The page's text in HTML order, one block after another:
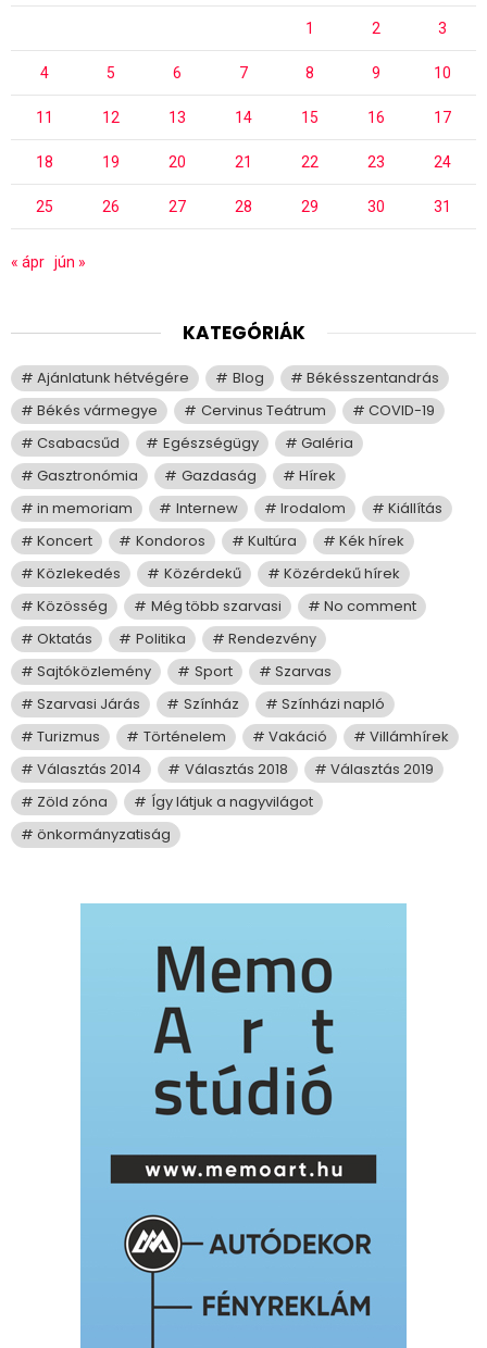
1 2 3
4 5 6 7 8 9 10
11 12 13 14 15 16 17
18 19 20 21 22 23 24
25 26 27 28 29 30 31
« ápr jún »
KATEGÓRIÁK
Ajánlatunk hétvégére Blog
Békésszentandrás
Békés vármegye
Cervinus Teátrum
COVID-19
Csabacsűd
Egészségügy
Galéria
Gasztronómia
Gazdaság
Hírek
in memoriam
Internew Irodalom
Kiállítás
Koncert
Kondoros Kultúra
Kék hírek
Közlekedés
Közérdekű
Közérdekű hírek
Közösség
Még több szarvasi
No comment
Oktatás
Politika
Rendezvény
Sajtóközlemény
Sport
Szarvas
Szarvasi Járás
Színház
Színházi napló
Turizmus
Történelem Vakáció
Villámhírek
Választás 2014
Választás 2018
Választás 2019
Zöld zóna
Így látjuk a nagyvilágot
önkormányzatiság